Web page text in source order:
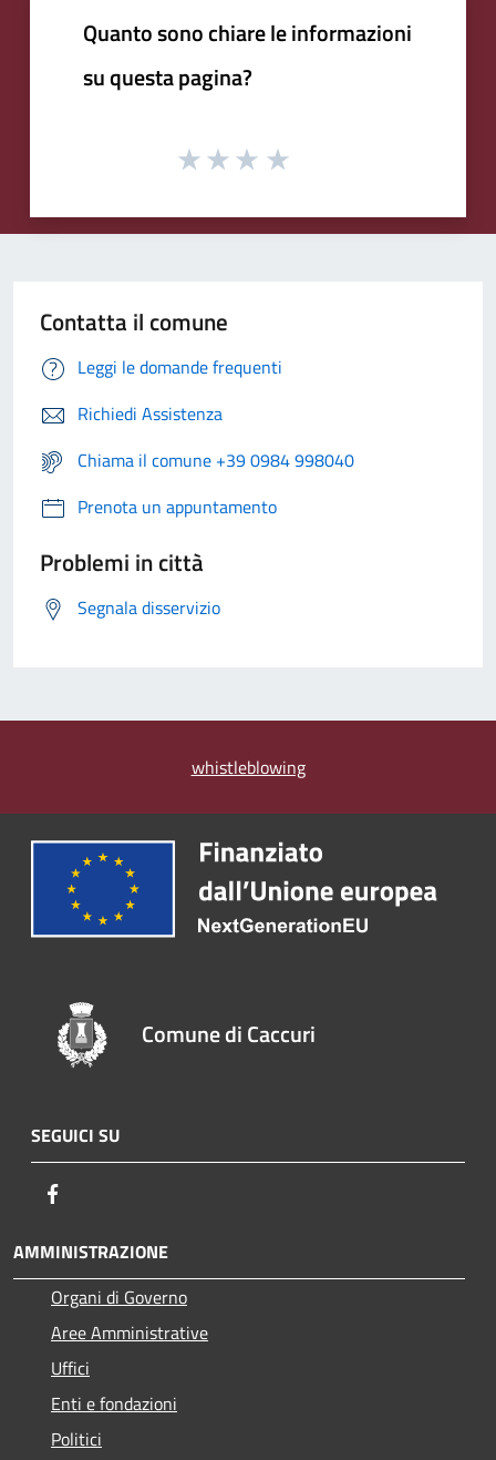
Quanto sono chiare le informazioni
su questa pagina?
Contatta il comune
Leggi le domande frequenti
Richiedi Assistenza
Chiama il comune +39 0984 998040
Prenota un appuntamento
Problemi in città
Segnala disservizio
whistleblowing
Comune di Caccuri
SEGUICI SU
AMMINISTRAZIONE
Organi di Governo
Aree Amministrative
Uffici
Enti e fondazioni
Politici